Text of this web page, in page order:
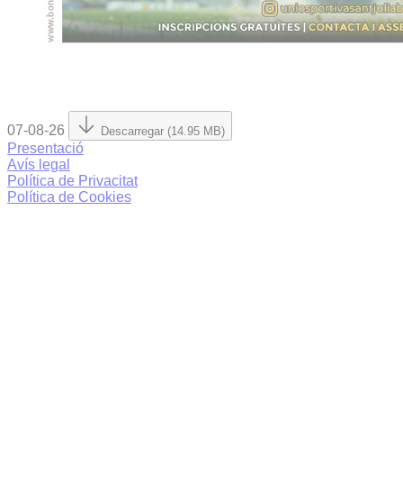
07-08-26 Descarregar (14.95 MB)
Presentació
Avís legal
Política de Privacitat
Política de Cookies